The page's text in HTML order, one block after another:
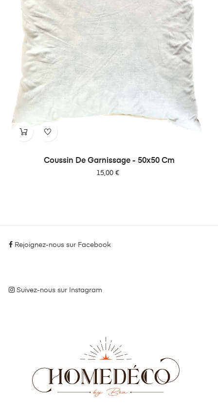
Coussin De Garnissage - 50x50 Cm
Prix
15,00 €
Rejoignez-nous sur Facebook
Suivez-nous sur Instagram